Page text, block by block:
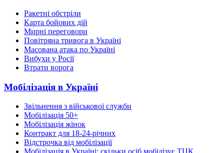
Ракетні обстріли
Карта бойових дій
Мирні переговори
Повітряна тривога в Україні
Масована атака по Україні
Вибухи у Росії
Втрати ворога
Мобілізація в Україні
Звільнення з військової служби
Мобілізація 50+
Мобілізація жінок
Контракт для 18-24-річних
Відстрочка від мобілізації